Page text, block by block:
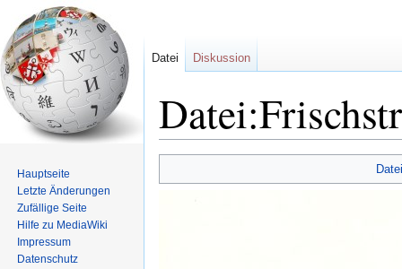
Navigation
Suche
Datei Diskussion
Hauptseite
Letzte Änderungen
Zufällige Seite
Hilfe zu MediaWiki
Impressum
Datenschutz